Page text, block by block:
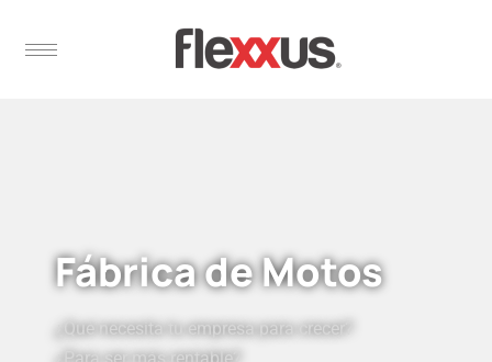
Fábrica de Motos
¿Qué necesita tu empresa para crecer?